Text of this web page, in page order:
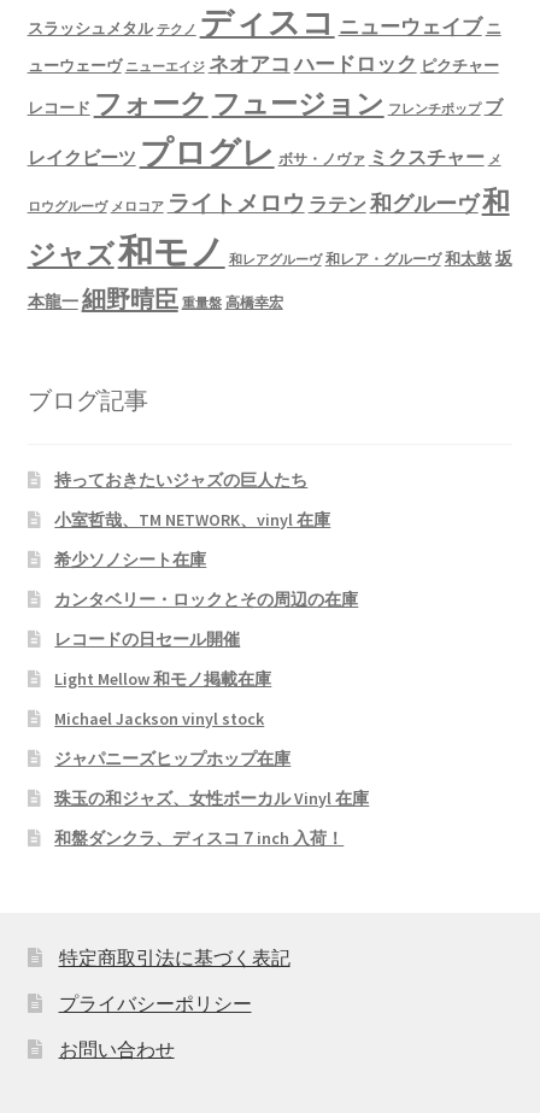
スラッシュメタル テクノ ディスコ ニューウェイブ ニ
ューウェーヴ ニューエイジ ネオアコ ハードロック ピクチャー
レコード フォーク フュージョン フレンチポップ ブ
レイクビーツ プログレ ボサ・ノヴァ ミクスチャー メ
ロウグルーヴ メロコア ライトメロウ ラテン 和グルーヴ和
ジャズ和モノ 和レアグルーヴ 和レア・グルーヴ 和太鼓坂
本龍一細野晴臣 重量盤 高橋幸宏
ブログ記事
持っておきたいジャズの巨人たち
小室哲哉、TM NETWORK、vinyl 在庫
希少ソノシート在庫
カンタベリー・ロックとその周辺の在庫
レコードの日セール開催
Light Mellow 和モノ掲載在庫
Michael Jackson vinyl stock
ジャパニーズヒップホップ在庫
珠玉の和ジャズ、女性ボーカル Vinyl 在庫
和盤ダンクラ、ディスコ７inch 入荷！
特定商取引法に基づく表記
プライバシーポリシー
お問い合わせ